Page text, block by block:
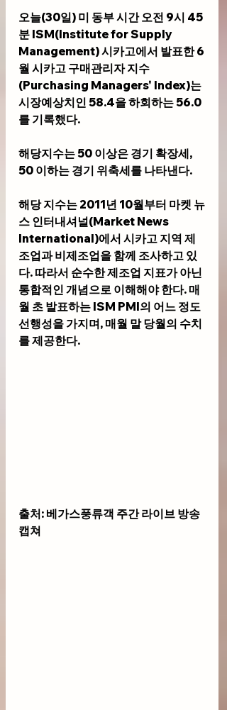
오늘(30일) 미 동부 시간 오전 9시 45
분 ISM(Institute for Supply
Management) 시카고에서 발표한 6
월 시카고 구매관리자 지수
(Purchasing Managers' Index)는
시장예상치인 58.4을 하회하는 56.0
를 기록했다.
해당지수는 50 이상은 경기 확장세,
50 이하는 경기 위축세를 나타낸다.
해당 지수는 2011년 10월부터 마켓 뉴
스 인터내셔널(Market News
International)에서 시카고 지역 제
조업과 비제조업을 함께 조사하고 있
다. 따라서 순수한 제조업 지표가 아닌
통합적인 개념으로 이해해야 한다. 매
월 초 발표하는 ISM PMI의 어느 정도
선행성을 가지며, 매월 말 당월의 수치
를 제공한다.
출처: 베가스풍류객 주간 라이브 방송
캡쳐